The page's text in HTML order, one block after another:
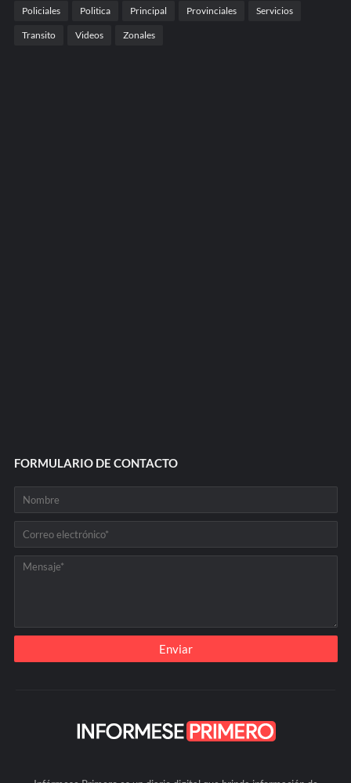
Policiales Politica Principal Provinciales Servicios
Transito Videos Zonales
FORMULARIO DE CONTACTO